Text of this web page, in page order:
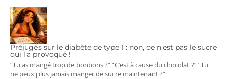
Préjugés sur le diabète de type 1 : non, ce n’est pas le sucre
qui l’a provoqué !
“Tu as mangé trop de bonbons ?” “C’est à cause du chocolat ?” “Tu
ne peux plus jamais manger de sucre maintenant ?”